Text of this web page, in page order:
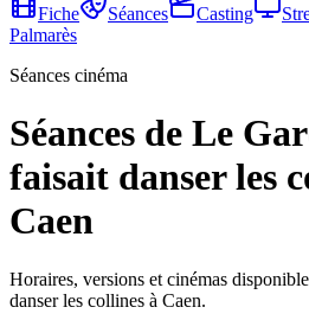
Fiche
Séances Casting
Palmarès
Séances cinéma
Séances de Le
faisait danser les
Caen
Horaires, versions et cinémas
danser les collines à Caen.